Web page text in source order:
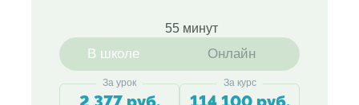
55 минут
В школе Онлайн
За урок За курс